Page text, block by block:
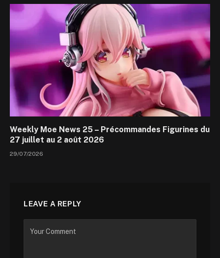
Weekly Moe News 25 – Précommandes Figurines du
27 juillet au 2 août 2026
29/07/2026
LEAVE A REPLY